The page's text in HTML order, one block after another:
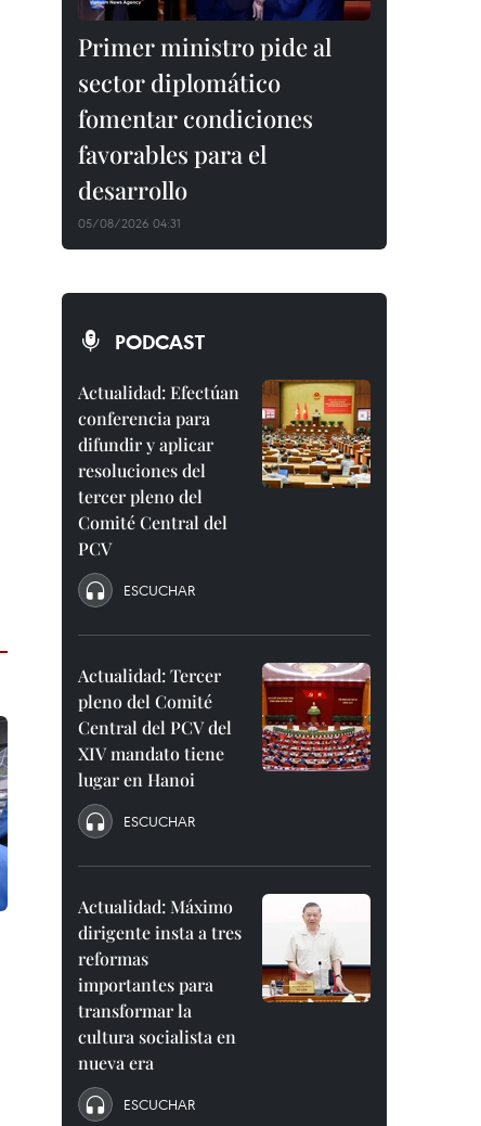
Primer ministro pide al
sector diplomático
fomentar condiciones
favorables para el
desarrollo
05/08/2026 04:31
PODCAST
Actualidad: Efectúan
conferencia para
difundir y aplicar
resoluciones del
tercer pleno del
Comité Central del
PCV
ESCUCHAR
Actualidad: Tercer
pleno del Comité
Central del PCV del
XIV mandato tiene
lugar en Hanoi
ESCUCHAR
Actualidad: Máximo
dirigente insta a tres
reformas
importantes para
transformar la
cultura socialista en
nueva era
ESCUCHAR